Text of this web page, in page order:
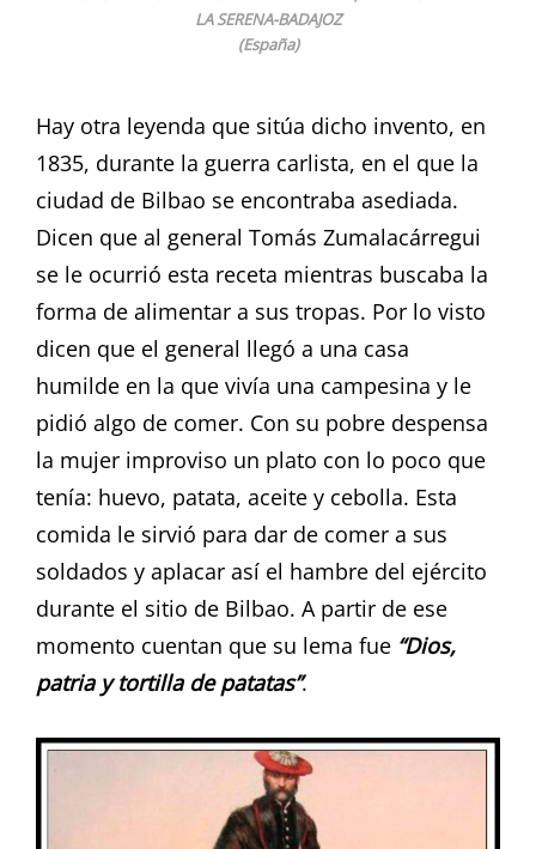
LA SERENA-BADAJOZ
(España)
Hay otra leyenda que sitúa dicho invento, en
1835, durante la guerra carlista, en el que la
ciudad de Bilbao se encontraba asediada.
Dicen que al general Tomás Zumalacárregui
se le ocurrió esta receta mientras buscaba la
forma de alimentar a sus tropas. Por lo visto
dicen que el general llegó a una casa
humilde en la que vivía una campesina y le
pidió algo de comer. Con su pobre despensa
la mujer improviso un plato con lo poco que
tenía: huevo, patata, aceite y cebolla. Esta
comida le sirvió para dar de comer a sus
soldados y aplacar así el hambre del ejército
durante el sitio de Bilbao. A partir de ese
momento cuentan que su lema fue “Dios,
patria y tortilla de patatas”.